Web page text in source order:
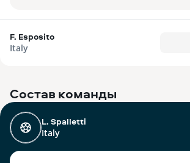
F. Esposito
Italy
Состав команды
L. Spalletti
Italy